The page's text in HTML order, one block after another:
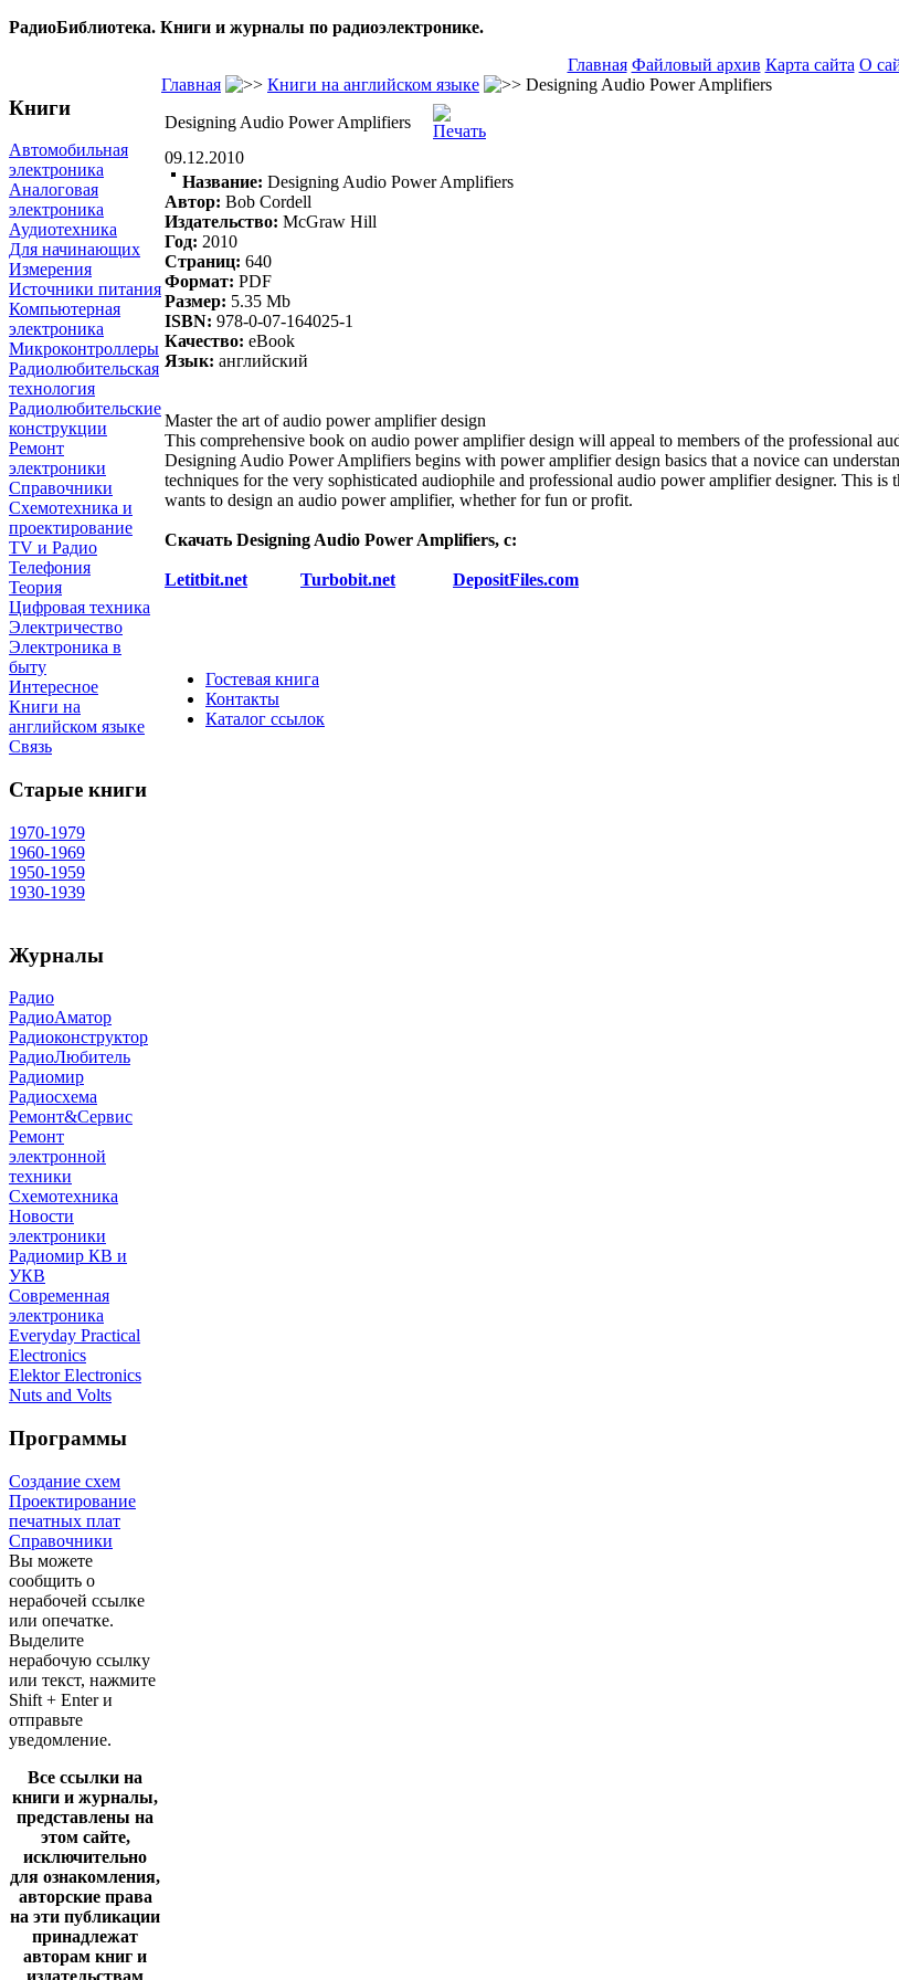
РадиоБиблиотека. Книги и журналы по радиоэлектронике.
Главная Файловый архив Карта сайта О
Книги
Автомобильная
электроника
Аналоговая
электроника
Аудиотехника
Для начинающих
Измерения
Источники питания
Компьютерная
электроника
Микроконтроллеры
Радиолюбительская
технология
Радиолюбительские
конструкции
Ремонт
электроники
Справочники
Схемотехника и
проектирование
TV и Радио
Телефония
Теория
Цифровая техника
Электричество
Электроника в
быту
Интересное
Книги на
английском языке
Связь
Старые книги
1970-1979
1960-1969
1950-1959
1930-1939
Журналы
Радио
РадиоАматор
Радиоконструктор
РадиоЛюбитель
Радиомир
Радиосхема
Ремонт&Сервис
Ремонт
электронной
техники
Схемотехника
Новости
электроники
Радиомир КВ и
УКВ
Современная
электроника
Everyday Practical
Electronics
Elektor Electronics
Nuts and Volts
Программы
Создание схем
Проектирование
печатных плат
Справочники
Вы можете
сообщить о
нерабочей ссылке
или опечатке.
Выделите
нерабочую ссылку
или текст, нажмите
Shift + Enter и
отправьте
уведомление.
Все ссылки на
книги и журналы,
представлены на
этом сайте,
исключительно
для ознакомления,
авторские права
на эти публикации
принадлежат
авторам книг и
издательствам
Главная Книги на английском языке
Designing Audio Power Amplifiers
Designing Audio Power Amplifiers
09.12.2010
Название: Designing Audio Power Amplifiers
Автор: Bob Cordell
Издательство: McGraw Hill
Год: 2010
Страниц: 640
Формат: PDF
Размер: 5.35 Mb
ISBN: 978-0-07-164025-1
Качество: eBook
Язык: английский
Master the art of audio power amplifier design
This comprehensive book on audio power amplifier design will appeal to members of the professional
Designing Audio Power Amplifiers begins with power amplifier design basics that a novice can
techniques for the very sophisticated audiophile and professional audio power amplifier designer. This
wants to design an audio power amplifier, whether for fun or profit.
Скачать Designing Audio Power Amplifiers, с:
Letitbit.net Turbobit.net DepositFiles.com
Гостевая книга
Контакты
Каталог ссылок